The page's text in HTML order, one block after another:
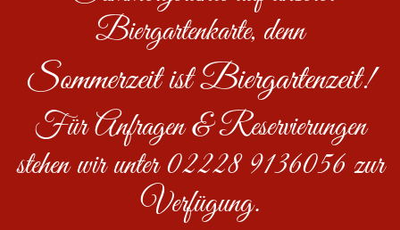
Biergartenkarte, denn
Sommerzeit ist Biergartenzeit!
Für Anfragen & Reservierungen
stehen wir unter 02228 9136056 zur
Verfügung.